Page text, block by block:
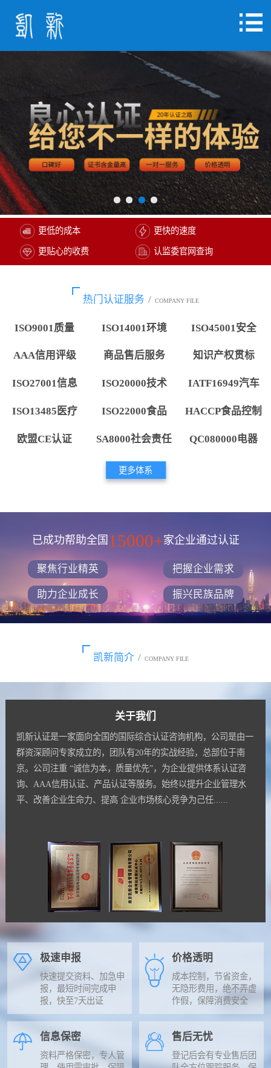
更低的成本 更快的速度
更贴心的收费 认监委官网查询
热门认证服务 / COMPANY FILE
ISO9001质量 ISO14001环境 ISO45001安全
AAA信用评级 商品售后服务 知识产权贯标
ISO27001信息 ISO20000技术 IATF16949汽车
ISO13485医疗 ISO22000食品 HACCP食品控制
欧盟CE认证 SA8000社会责任 QC080000电器
更多体系
已成功帮助全国 15000+家企业通过认证
聚焦行业精英 把握企业需求
助力企业成长 振兴民族品牌
凯新简介 / COMPANY FILE
关于我们
凯新认证是一家面向全国的国际综合认证咨询机构，公司是由一
群资深顾问专家成立的，团队有20年的实战经验，总部位于南
京。公司注重 “诚信为本，质量优先”，为企业提供体系认证咨
询、AAA信用认证、产品认证等服务。始终以提升企业管理水
平、改善企业生命力、提高 企业市场核心竞争为己任......
极速申报
快速提交资料、加急申
报，最短时间完成申
报，快至7天出证
价格透明
成本控制，节省资金，
无隐形费用，绝不弄虚
作假，保障消费安全
信息保密
资料严格保密，专人管
售后无忧
登记后会有专业售后团